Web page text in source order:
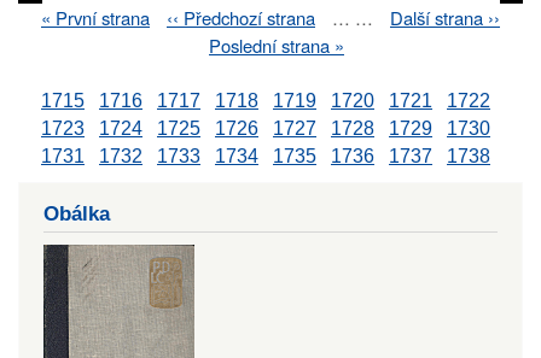
First
« První strana
Previous
‹‹ Předchozí strana … …
Next
Další strana ››
Last
Poslední strana »
1715 1716 1717 1718 1719 1720 1721
1722
1723
1724 1725 1726 1727 1728 1729
1730
1731
1732 1733 1734 1735 1736 1737 1738
Obálka